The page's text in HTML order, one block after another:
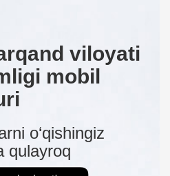
viloyati
mobil
o‘qishingiz
qulayroq